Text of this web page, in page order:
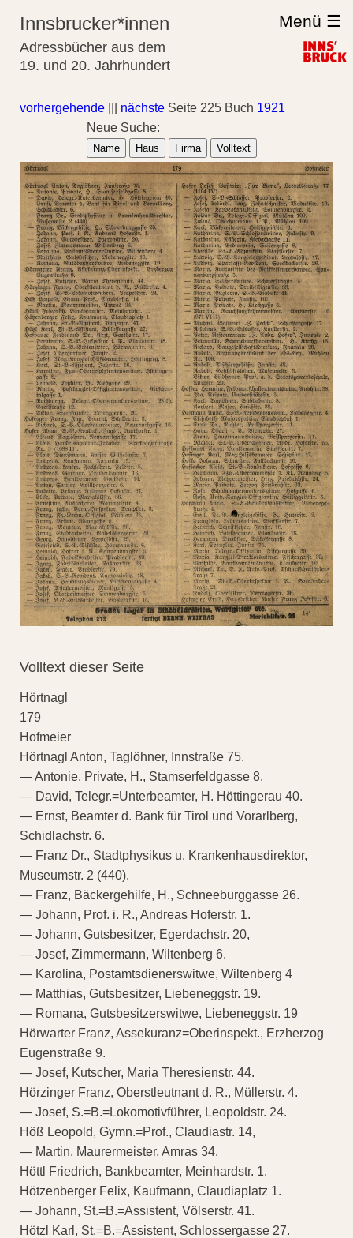
Innsbrucker*innen
Adressbücher aus dem
19. und 20. Jahrhundert
Menü ☰
vorhergehende nächste Seite 225 Buch 1921
Neue Suche:
Name Haus Firma Volltext
Volltext dieser Seite
Hörtnagl
179
Hofmeier
Hörtnagl Anton, Taglöhner, Innstraße 75.
— Antonie, Private, H., Stamserfeldgasse 8.
— David, Telegr.=Unterbeamter, H. Höttingerau 40.
— Ernst, Beamter d. Bank für Tirol und Vorarlberg,
Schidlachstr. 6.
— Franz Dr., Stadtphysikus u. Krankenhausdirektor,
Museumstr. 2 (440).
— Franz, Bäckergehilfe, H., Schneeburggasse 26.
— Johann, Prof. i. R., Andreas Hoferstr. 1.
— Johann, Gutsbesitzer, Egerdachstr. 20,
— Josef, Zimmermann, Wiltenberg 6.
— Karolina, Postamtsdienerswitwe, Wiltenberg 4
— Matthias, Gutsbesitzer, Liebeneggstr. 19.
— Romana, Gutsbesitzerswitwe, Liebeneggstr. 19
Hörwarter Franz, Assekuranz=Oberinspekt., Erzherzog
Eugenstraße 9.
— Josef, Kutscher, Maria Theresienstr. 44.
Hörzinger Franz, Oberstleutnant d. R., Müllerstr. 4.
— Josef, S.=B.=Lokomotivführer, Leopoldstr. 24.
Höß Leopold, Gymn.=Prof., Claudiastr. 14,
— Martin, Maurermeister, Amras 34.
Höttl Friedrich, Bankbeamter, Meinhardstr. 1.
Hötzenberger Felix, Kaufmann, Claudiaplatz 1.
— Johann, St.=B.=Assistent, Völserstr. 41.
Hötzl Karl, St.=B.=Assistent, Schlossergasse 27.